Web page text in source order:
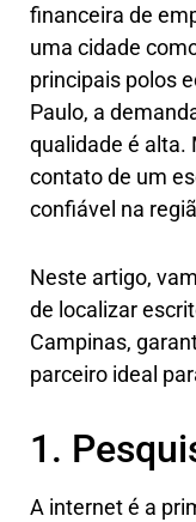
financeira de
uma cidade
principais polos
Paulo, a
qualidade é alta.
contato de um
confiável na
Neste artigo,
de localizar
Campinas,
parceiro ideal
1.
A internet é a